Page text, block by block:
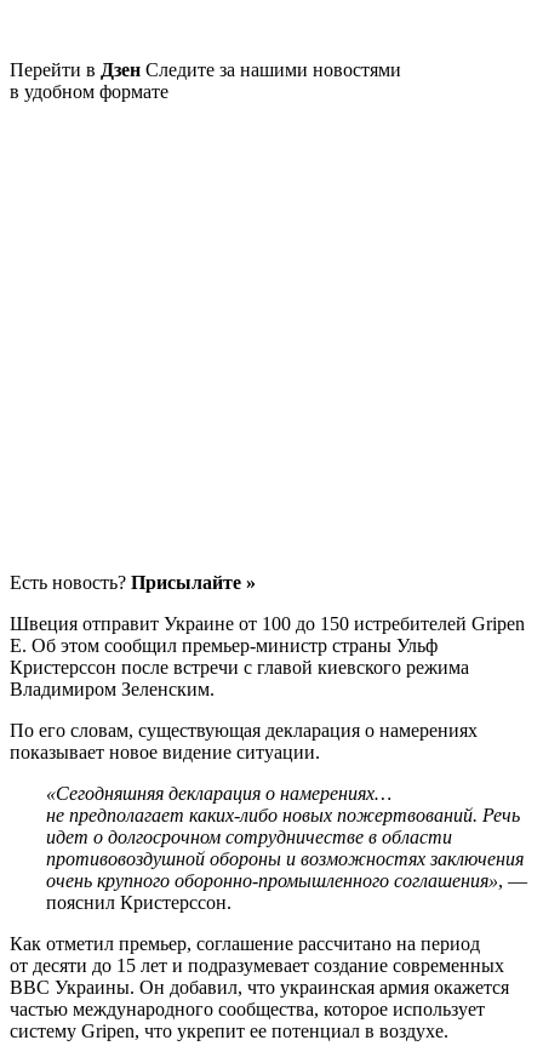
Перейти в Дзен Следите за нашими новостями
в удобном формате
Есть новость? Присылайте »
Швеция отправит Украине от 100 до 150 истребителей Gripen
E. Об этом сообщил премьер-министр страны Ульф
Кристерссон после встречи с главой киевского режима
Владимиром Зеленским.
По его словам, существующая декларация о намерениях
показывает новое видение ситуации.
«Сегодняшняя декларация о намерениях…
не предполагает каких-либо новых пожертвований. Речь
идет о долгосрочном сотрудничестве в области
противовоздушной обороны и возможностях заключения
очень крупного оборонно-промышленного соглашения», —
пояснил Кристерссон.
Как отметил премьер, соглашение рассчитано на период
от десяти до 15 лет и подразумевает создание современных
ВВС Украины. Он добавил, что украинская армия окажется
частью международного сообщества, которое использует
систему Gripen, что укрепит ее потенциал в воздухе.